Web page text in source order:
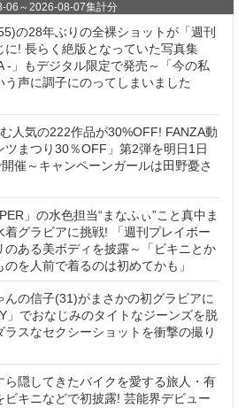
06 ～2026-08-07集計分
の28年ぶりの全裸ショットが「週刊
に! 長らく絶版となっていた写真集
-」もデジタル限定で発売～「今の私
う声に調子にのってしまいました
人気の222作品が30%OFF! FANZA動
ツまつり30％OFF」第2弾を明日1日
催～キャンペーンガールは田野憂さ
」の水色担当“まなふぃ”こと真中ま
着グラビアに挑戦! 「週刊プレイボー
のある美ボディを披露～「ビキニとか
を人前で着るのは初めてかも」
んの信子(31)がまさかの初グラビアに
」でおなじみのタイトなジーンズを脱
ラスなセクシーショットを衝撃の撮り
ら隠してきたバイクを愛する旅人・有
ビキニなどで初披露! 芸能界デビュー